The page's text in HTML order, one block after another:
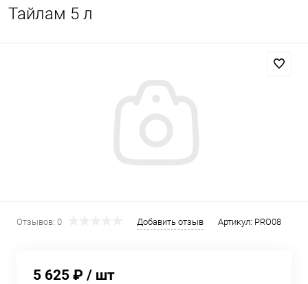
Тайлам 5 л
Отзывов: 0 Добавить отзыв Артикул: PRO08
5 625 ₽ / шт